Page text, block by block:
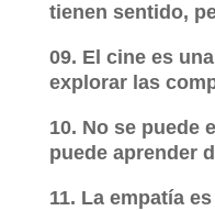
tienen sentido,
09. El cine es
explorar las
10. No se puede
puede aprender
11. La empatía